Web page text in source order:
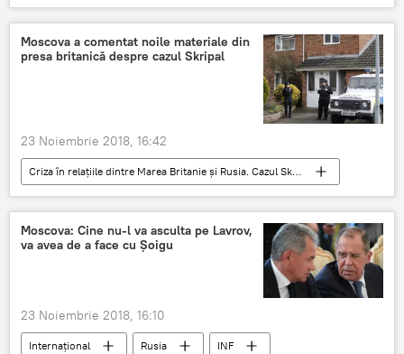
salariul minim brut
Eugen Teodorovici
Moscova a comentat noile materiale din
presa britanică despre cazul Skripal
23 Noiembrie 2018, 16:42
Criza în relațiile dintre Marea Britanie și Rusia. Cazul Skripal
Internaţional
Rusia
Serghei Skripal
Maria Zaharova
Salisbury
Ruslan Boșirov
Aleksandr Petrov
Moscova: Cine nu-l va asculta pe Lavrov,
va avea de a face cu Șoigu
23 Noiembrie 2018, 16:10
Internaţional Rusia
INF